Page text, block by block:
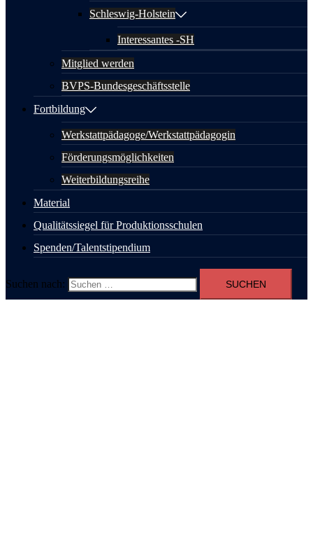
Schleswig-Holstein
Interessantes -SH
Mitglied werden
BVPS-Bundesgeschäftsstelle
Fortbildung
Werkstattpädagoge/Werkstattpädagogin
Förderungsmöglichkeiten
Weiterbildungsreihe
Material
Qualitätssiegel für Produktionsschulen
Spenden/Talentstipendium
Suchen nach: